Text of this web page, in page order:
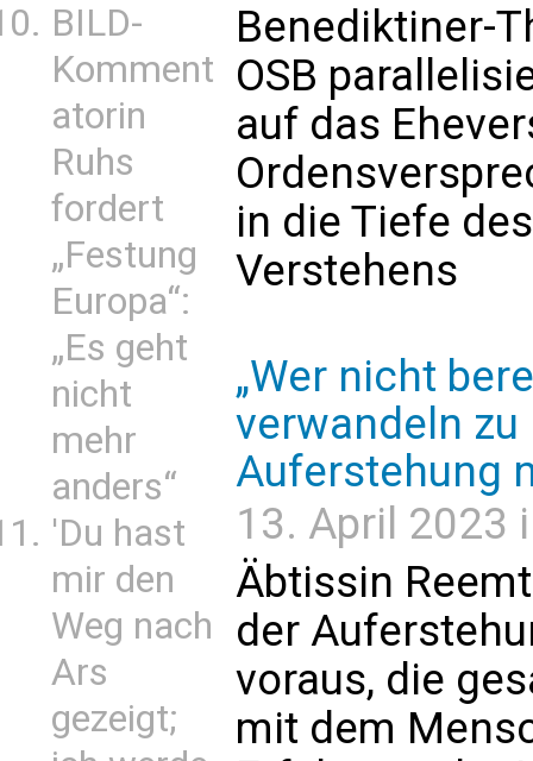
BILD-
Komment
atorin
Ruhs
fordert
„Festung
Europa“:
„Es geht
nicht
mehr
anders“
'Du hast
mir den
Weg nach
Ars
gezeigt;
Benediktiner-
OSB
auf das
in die Tiefe
Verstehens
„Wer nicht
verwandeln
Auferstehung
13. April 2023
Äbtissin
der
voraus, die
mit dem